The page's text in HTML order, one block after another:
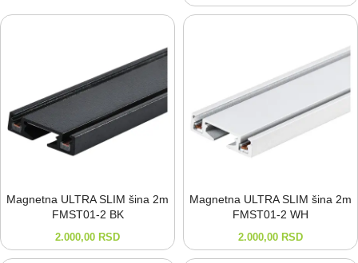
Magnetna ULTRA SLIM šina 2m
FMST01-⁠2 BK
2.000,00 RSD
Magnetna ULTRA SLIM šina 2m
FMST01-⁠2 WH
2.000,00 RSD